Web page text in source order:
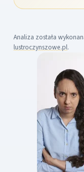
Analiza została
lustroczynszowe.pl.